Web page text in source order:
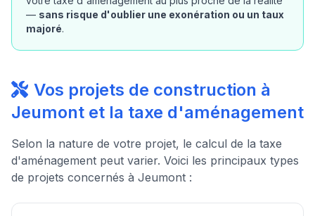
— sans risque d'oublier une exonération ou un taux
majoré.
Vos projets de construction à
Jeumont et la taxe d'aménagement
Selon la nature de votre projet, le calcul de la taxe
d'aménagement peut varier. Voici les principaux types
de projets concernés à Jeumont :